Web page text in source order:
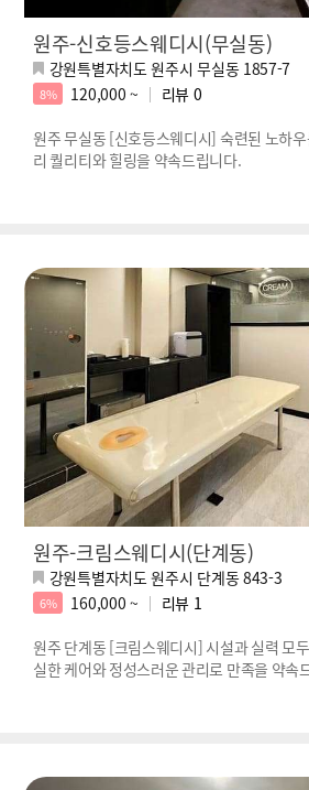
원주-신호등스웨디시(무실동)
강원특별자치도 원주시 무실동 1857-7
8% 120,000 ~ 리뷰 0
원주 무실동 [신호등스웨디시] 숙련된 노하
리 퀄리티와 힐링을 약속드립니다.
원주-크림스웨디시(단계동)
강원특별자치도 원주시 단계동 843-3
6% 160,000 ~ 리뷰 1
원주 단계동 [크림스웨디시] 시설과 실력 모
실한 케어와 정성스러운 관리로 만족을 약속